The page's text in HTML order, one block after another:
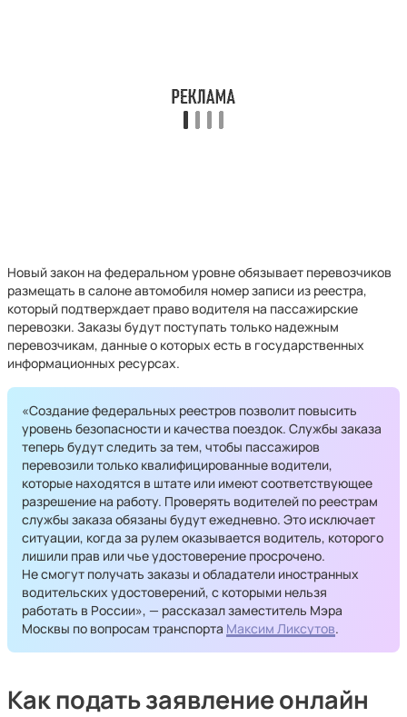
Новый закон на федеральном уровне обязывает перевозчиков
размещать в салоне автомобиля номер записи из реестра,
который подтверждает право водителя на пассажирские
перевозки. Заказы будут поступать только надежным
перевозчикам, данные о которых есть в государственных
информационных ресурсах.
«Создание федеральных реестров позволит повысить
уровень безопасности и качества поездок. Службы заказа
теперь будут следить за тем, чтобы пассажиров
перевозили только квалифицированные водители,
которые находятся в штате или имеют соответствующее
разрешение на работу. Проверять водителей по реестрам
службы заказа обязаны будут ежедневно. Это исключает
ситуации, когда за рулем оказывается водитель, которого
лишили прав или чье удостоверение просрочено.
Не смогут получать заказы и обладатели иностранных
водительских удостоверений, с которыми нельзя
работать в России», — рассказал заместитель Мэра
Москвы по вопросам транспорта Максим Ликсутов.
Как подать заявление онлайн